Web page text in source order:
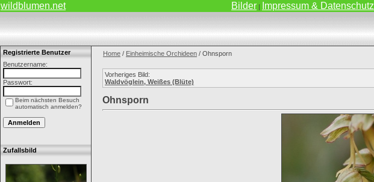
wildblumen.net Bilder | Impressum & Datenschutz
Registrierte Benutzer
Benutzername:
Passwort:
Beim nächsten Besuch
automatisch anmelden?
Zufallsbild
Home / Einheimische Orchideen / Ohnsporn
Vorheriges Bild:
Waldvöglein, Weißes (Blüte)
Ohnsporn